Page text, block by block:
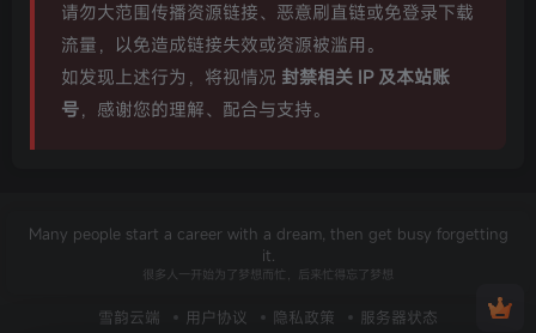
请勿大范围传播资源链接、恶意刷直链或免登录下载
流量，以免造成链接失效或资源被滥用。
如发现上述行为，将视情况 封禁相关 IP 及本站账
号，感谢您的理解、配合与支持。
Many people start a career with a dream, then get busy forgetting
it.
很多人一开始为了梦想而忙，后来忙得忘了梦想
雪韵云端 用户协议 隐私政策 服务器状态